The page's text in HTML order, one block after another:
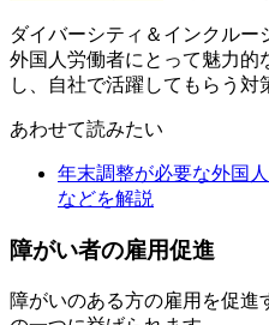
ダイバーシティ＆インクル
外国人労働者にとって魅力的
し、自社で活躍してもらう対
あわせて読みたい
年末調整が必要な外国
などを解説
障がい者の雇用促進
障がいのある方の雇用を促